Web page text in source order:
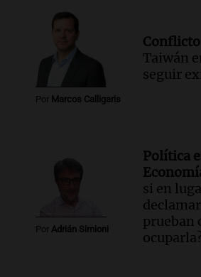
homenaje al maestro Pelli
Episodios
Audio.
Cierre de
Córdoba con concierto
recolección de alimentos
Por Marcos Calligaris
Conflicto
Taiwán
seguir
Por Adrián Simioni
Política
si en
prueban